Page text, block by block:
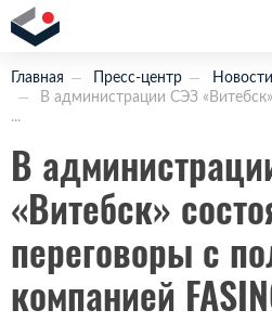
Главная Пресс-центр
Новости
В администрации СЭЗ
...
В
«Витебск»
переговоры с
компанией